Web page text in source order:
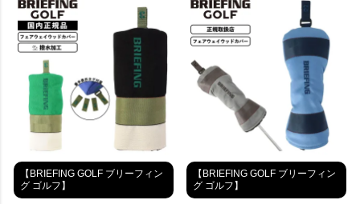
【BRIEFING GOLF ブリーフィン
グ ゴルフ】
【BRIEFING GOLF ブリーフィン
グ ゴルフ】